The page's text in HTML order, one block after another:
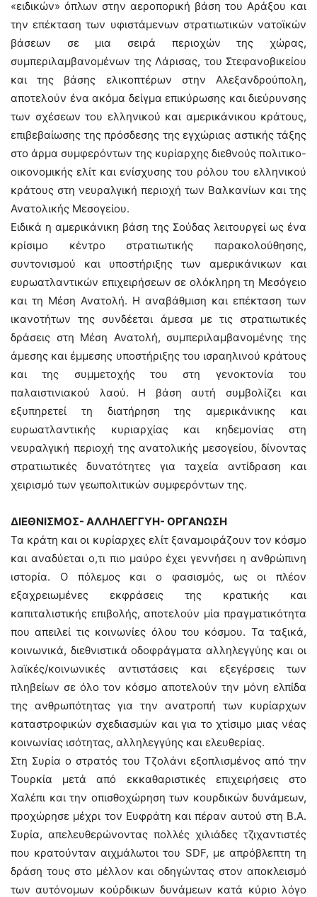
«ειδικών» όπλων στην αεροπορική βάση του Αράξου και
την επέκταση των υφιστάμενων στρατιωτικών νατοϊκών
βάσεων σε μια σειρά περιοχών της χώρας,
συμπεριλαμβανομένων της Λάρισας, του Στεφανοβικείου
και της βάσης ελικοπτέρων στην Αλεξανδρούπολη,
αποτελούν ένα ακόμα δείγμα επικύρωσης και διεύρυνσης
των σχέσεων του ελληνικού και αμερικάνικου κράτους,
επιβεβαίωσης της πρόσδεσης της εγχώριας αστικής τάξης
στο άρμα συμφερόντων της κυρίαρχης διεθνούς πολιτικο-
οικονομικής ελίτ και ενίσχυσης του ρόλου του ελληνικού
κράτους στη νευραλγική περιοχή των Βαλκανίων και της
Ανατολικής Μεσογείου.
Ειδικά η αμερικάνικη βάση της Σούδας λειτουργεί ως ένα
κρίσιμο κέντρο στρατιωτικής παρακολούθησης,
συντονισμού και υποστήριξης των αμερικάνικων και
ευρωατλαντικών επιχειρήσεων σε ολόκληρη τη Μεσόγειο
και τη Μέση Ανατολή. Η αναβάθμιση και επέκταση των
ικανοτήτων της συνδέεται άμεσα με τις στρατιωτικές
δράσεις στη Μέση Ανατολή, συμπεριλαμβανομένης της
άμεσης και έμμεσης υποστήριξης του ισραηλινού κράτους
και της συμμετοχής του στη γενοκτονία του
παλαιστινιακού λαού. Η βάση αυτή συμβολίζει και
εξυπηρετεί τη διατήρηση της αμερικάνικης και
ευρωατλαντικής κυριαρχίας και κηδεμονίας στη
νευραλγική περιοχή της ανατολικής μεσογείου, δίνοντας
στρατιωτικές δυνατότητες για ταχεία αντίδραση και
χειρισμό των γεωπολιτικών συμφερόντων της.
ΔΙΕΘΝΙΣΜΟΣ- ΑΛΛΗΛΕΓΓΥΗ- ΟΡΓΑΝΩΣΗ
Τα κράτη και οι κυρίαρχες ελίτ ξαναμοιράζουν τον κόσμο
και αναδύεται ο,τι πιο μαύρο έχει γεννήσει η ανθρώπινη
ιστορία. Ο πόλεμος και ο φασισμός, ως οι πλέον
εξαχρειωμένες εκφράσεις της κρατικής και
καπιταλιστικής επιβολής, αποτελούν μία πραγματικότητα
που απειλεί τις κοινωνίες όλου του κόσμου. Τα ταξικά,
κοινωνικά, διεθνιστικά οδοφράγματα αλληλεγγύης και οι
λαϊκές/κοινωνικές αντιστάσεις και εξεγέρσεις των
πληβείων σε όλο τον κόσμο αποτελούν την μόνη ελπίδα
της ανθρωπότητας για την ανατροπή των κυρίαρχων
καταστροφικών σχεδιασμών και για το χτίσιμο μιας νέας
κοινωνίας ισότητας, αλληλεγγύης και ελευθερίας.
Στη Συρία ο στρατός του Τζολάνι εξοπλισμένος από την
Τουρκία μετά από εκκαθαριστικές επιχειρήσεις στο
Χαλέπι και την οπισθοχώρηση των κουρδικών δυνάμεων,
προχώρησε μέχρι τον Ευφράτη και πέραν αυτού στη Β.Α.
Συρία, απελευθερώνοντας πολλές χιλιάδες τζιχαντιστές
που κρατούνταν αιχμάλωτοι του SDF, με απρόβλεπτη τη
δράση τους στο μέλλον και οδηγώντας στον αποκλεισμό
των αυτόνομων κούρδικων δυνάμεων κατά κύριο λόγο